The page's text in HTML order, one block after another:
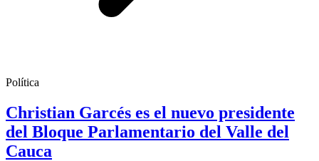
Política
Christian Garcés es el nuevo presidente
del Bloque Parlamentario del Valle del
Cauca